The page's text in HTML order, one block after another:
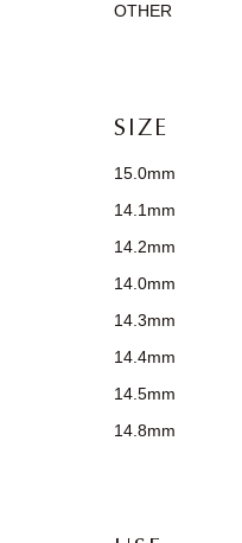
OTHER
SIZE
15.0mm
14.1mm
14.2mm
14.0mm
14.3mm
14.4mm
14.5mm
14.8mm